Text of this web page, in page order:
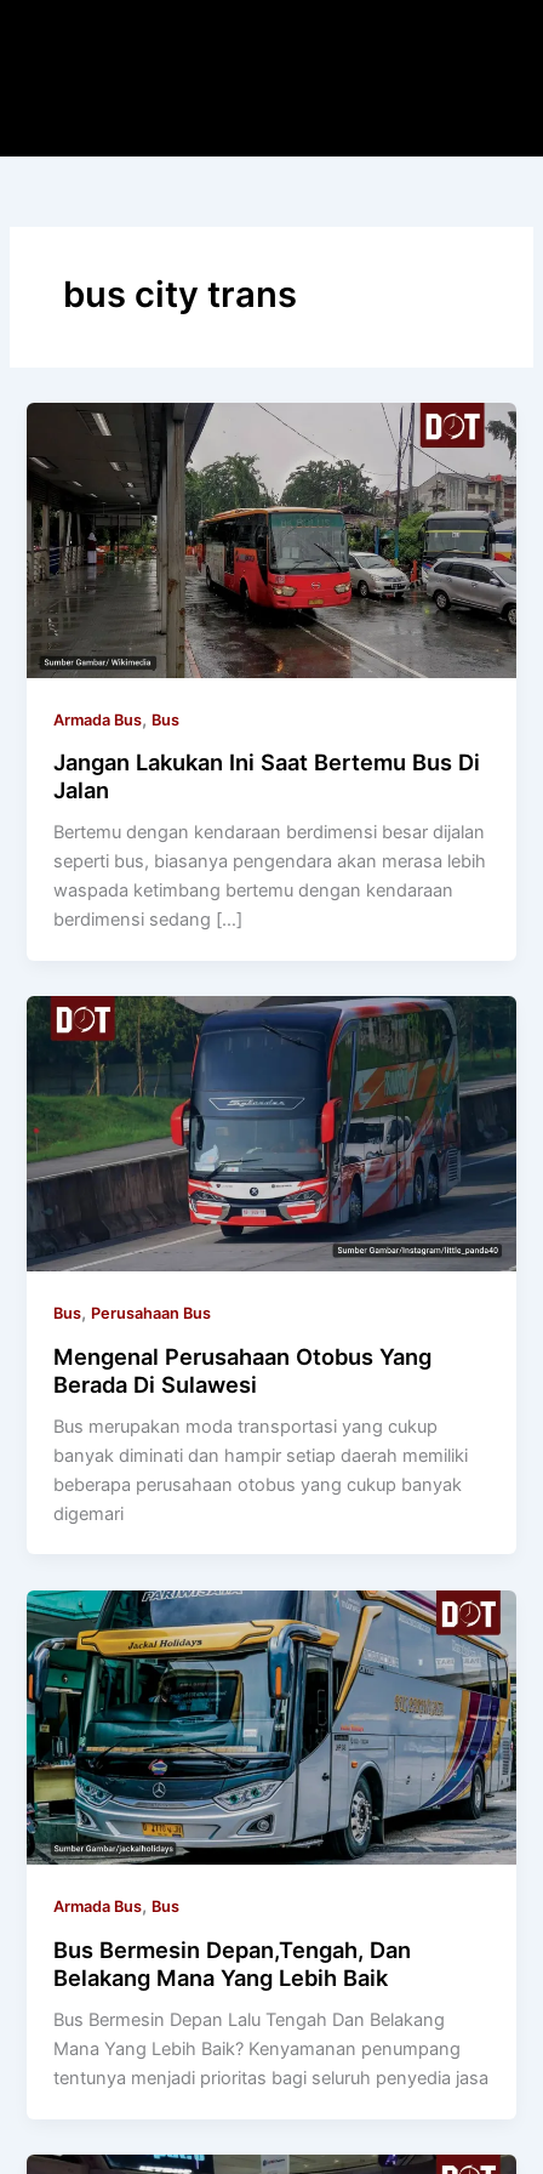
bus city trans
Armada Bus, Bus
Jangan Lakukan Ini Saat Bertemu Bus Di
Jalan
Bertemu dengan kendaraan berdimensi besar dijalan
seperti bus, biasanya pengendara akan merasa lebih
waspada ketimbang bertemu dengan kendaraan
berdimensi sedang […]
Bus, Perusahaan Bus
Mengenal Perusahaan Otobus Yang
Berada Di Sulawesi
Bus merupakan moda transportasi yang cukup
banyak diminati dan hampir setiap daerah memiliki
beberapa perusahaan otobus yang cukup banyak
digemari
Armada Bus, Bus
Bus Bermesin Depan,Tengah, Dan
Belakang Mana Yang Lebih Baik
Bus Bermesin Depan Lalu Tengah Dan Belakang
Mana Yang Lebih Baik? Kenyamanan penumpang
tentunya menjadi prioritas bagi seluruh penyedia jasa